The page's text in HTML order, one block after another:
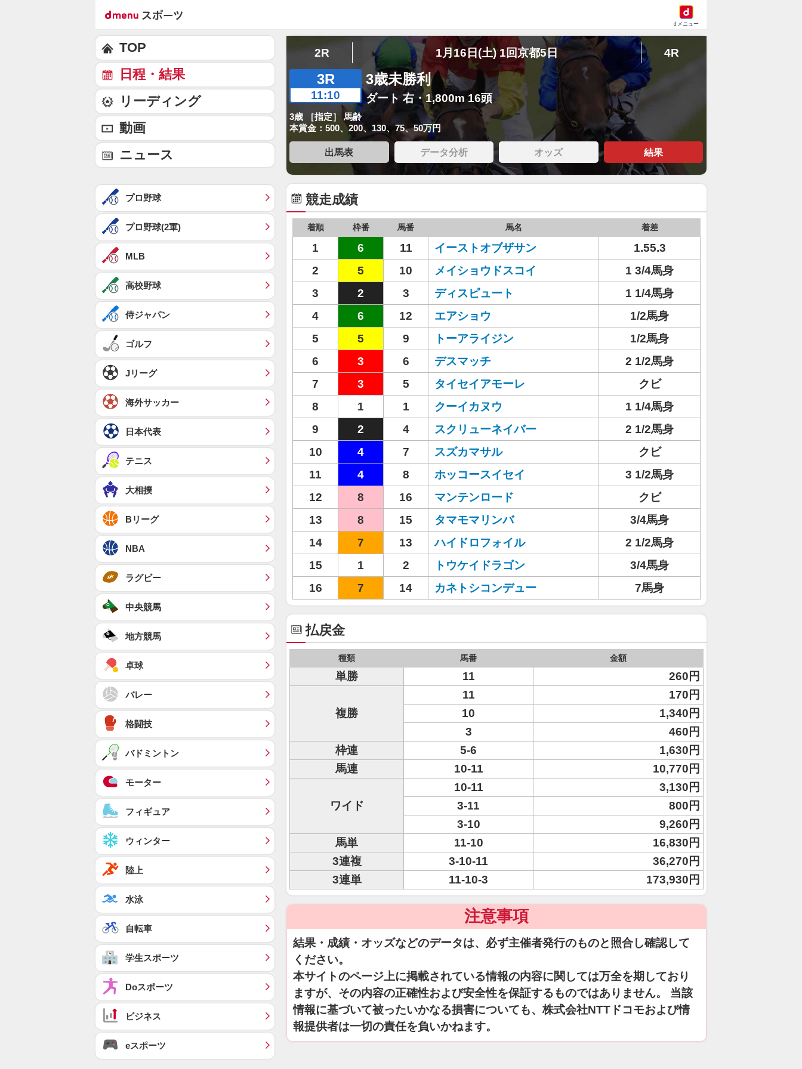
dメニュー
2R 1月16日(土) 1回京都5日 4R
3R
11:10
3歳未勝利
ダート 右・1,800m 16頭
3歳 ［指定］ 馬齢
本賞金：500、200、130、75、50万円
出馬表 データ分析 オッズ 結果
競走成績
着順 枠番 馬番 馬名 着差
1 6 11 イーストオブザサン
1.55.3
2
5 10 メイショウドスコイ
1 3/4馬身
3
2 3 ディスピュート
1 1/4馬身
4
6 12 エアショウ
1/2馬身
5
5 9 トーアライジン
1/2馬身
6
3 6 デスマッチ
2 1/2馬身
7
3 5 タイセイアモーレ
クビ
8
1 1 クーイカヌウ
1 1/4馬身
9
2 4 スクリューネイバー
2 1/2馬身
10
4 7 スズカマサル
クビ
11
4 8 ホッコースイセイ
3 1/2馬身
12
8 16 マンテンロード
クビ
13
8 15 タマモマリンバ
3/4馬身
14
7 13 ハイドロフォイル
2 1/2馬身
15
1 2 トウケイドラゴン
3/4馬身
16
7 14 カネトシコンデュー 7馬身
払戻金
種類 馬番 金額
単勝 11 260円
複勝
11
170円
10
1,340円
3
460円
枠連
5-6
1,630円
馬連
10-11 10,770円
ワイド
10-11
3,130円
3-11
800円
3-10
9,260円
馬単
11-10
16,830円
3連複
3-10-11
36,270円
3連単
11-10-3 173,930円
注意事項
結果・成績・オッズなどのデータは、必ず主催者発行のものと照合し確認して
ください。
本サイトのページ上に掲載されている情報の内容に関しては万全を期しており
ますが、その内容の正確性および安全性を保証するものではありません。 当該
情報に基づいて被ったいかなる損害についても、株式会社NTTドコモおよび情
報提供者は一切の責任を負いかねます。
TOP
日程・結果
リーディング
動画
ニュース
プロ野球
プロ野球(2軍)
MLB
高校野球
侍ジャパン
ゴルフ
Jリーグ
海外サッカー
日本代表
テニス
大相撲
Bリーグ
NBA
ラグビー
中央競馬
地方競馬
卓球
バレー
格闘技
バドミントン
モーター
フィギュア
ウィンター
陸上
水泳
自転車
学生スポーツ
Doスポーツ
ビジネス
eスポーツ